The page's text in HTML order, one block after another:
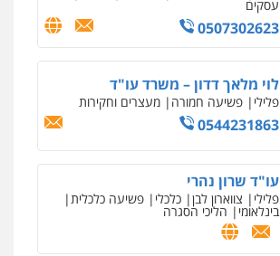
0522763105
עו"ד שלומי שרון
פלילי צבאי מעצרים וחקירות
0547342002
עו"ד אלון קריטי
פלילי כלכלי אלימות
0525544654
עסקים
0507302623
לוי מלאך דדון – משרד עו"ד
פלילי פשיעה חמורה מעצרים וחקירות
0544231863
עו"ד שרון נהרי
פלילי צווארון לבן כלכלי פשיעה כלכלית
בינלאומי הליכי הסגרה
אחסון אתרים
מהירות הגנה גיבוי תמיכה שירותים
אסירים עבירות מין שירותים מקצועיים
לעורכי דין
0544500346
מאיה בלום, עו"ס, טיפול ושיקום